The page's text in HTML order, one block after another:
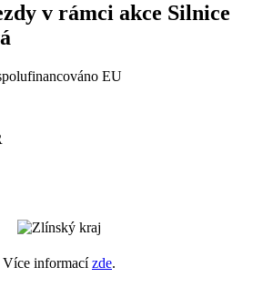
v rámci akce Silnice
Více informacízde.